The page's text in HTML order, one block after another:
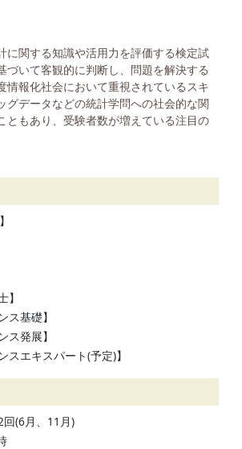
に関する知識や活用力を評価する検定試
づいて客観的に判断し、問題を解決する
情報化社会において重視されているスキ
グデータなどの統計学問への社会的な関
ともあり、受験者数が増えている注目の
】
ス基礎】
ス発展】
スエキスパート(予定)】
回(6月、11月)